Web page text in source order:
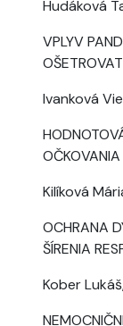
Hudáková
VPLYV
Ivanková
Kilíková
OCHRANA
ŠÍRENIA
Kober